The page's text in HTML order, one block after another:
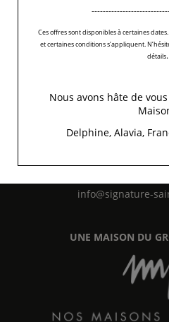
5 Rue Chomel-
info@signature-
UNE MAISON DU
Ces offres sont disponibles à certaines
et certaines conditions s’appliquent.
détails.
Nous avons hâte de
Delphine, Alavia,